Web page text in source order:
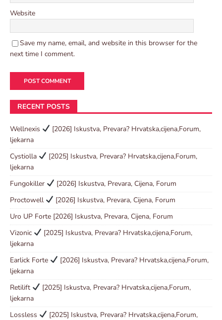
Website
Save my name, email, and website in this browser for the
next time I comment.
RECENT POSTS
Wellnexis
[2026] Iskustva, Prevara? Hrvatska,cijena,Forum,
ljekarna
Cystiolla
[2025] Iskustva, Prevara? Hrvatska,cijena,Forum,
ljekarna
Fungokiller
[2026] Iskustva, Prevara, Cijena, Forum
Proctowell
[2026] Iskustva, Prevara, Cijena, Forum
Uro UP Forte [2026] Iskustva, Prevara, Cijena, Forum
Vizonic
[2025] Iskustva, Prevara? Hrvatska,cijena,Forum,
ljekarna
Earlick Forte
[2026] Iskustva, Prevara? Hrvatska,cijena,Forum,
ljekarna
Retilift
[2025] Iskustva, Prevara? Hrvatska,cijena,Forum,
ljekarna
Lossless
[2025] Iskustva, Prevara? Hrvatska,cijena,Forum,